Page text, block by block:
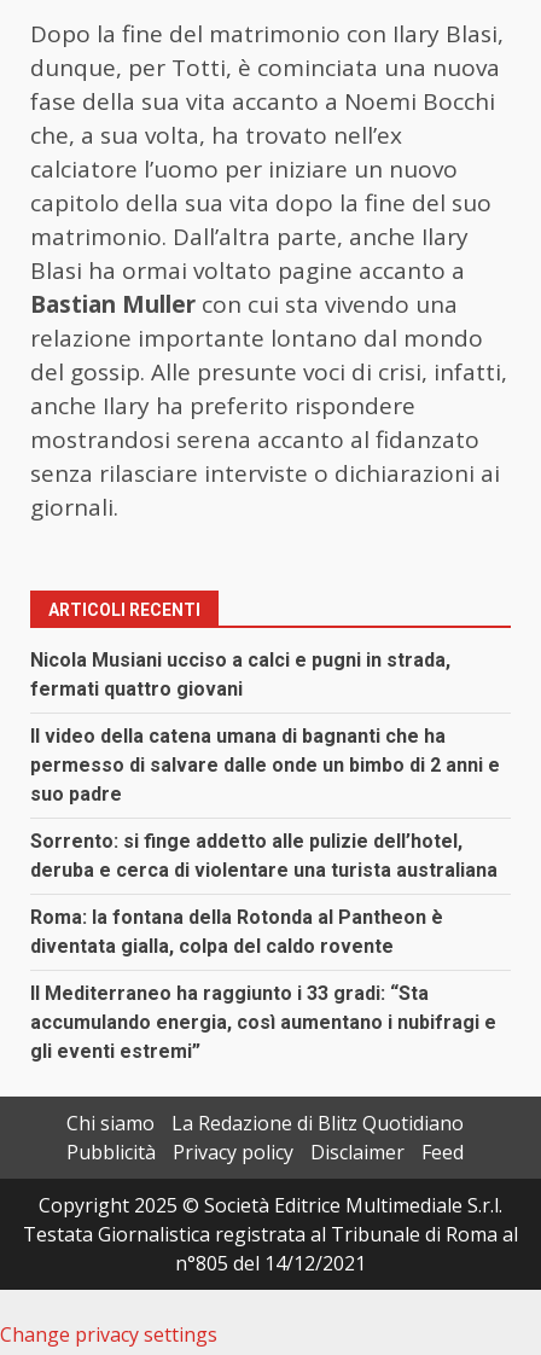
Dopo la fine del matrimonio con Ilary Blasi,
dunque, per Totti, è cominciata una nuova
fase della sua vita accanto a Noemi Bocchi
che, a sua volta, ha trovato nell’ex
calciatore l’uomo per iniziare un nuovo
capitolo della sua vita dopo la fine del suo
matrimonio. Dall’altra parte, anche Ilary
Blasi ha ormai voltato pagine accanto a
Bastian Muller con cui sta vivendo una
relazione importante lontano dal mondo
del gossip. Alle presunte voci di crisi, infatti,
anche Ilary ha preferito rispondere
mostrandosi serena accanto al fidanzato
senza rilasciare interviste o dichiarazioni ai
giornali.
ARTICOLI RECENTI
Nicola Musiani ucciso a calci e pugni in strada,
fermati quattro giovani
Il video della catena umana di bagnanti che ha
permesso di salvare dalle onde un bimbo di 2 anni e
suo padre
Sorrento: si finge addetto alle pulizie dell’hotel,
deruba e cerca di violentare una turista australiana
Roma: la fontana della Rotonda al Pantheon è
diventata gialla, colpa del caldo rovente
Il Mediterraneo ha raggiunto i 33 gradi: “Sta
accumulando energia, così aumentano i nubifragi e
gli eventi estremi”
Chi siamo
La Redazione di Blitz Quotidiano
Pubblicità
Privacy policy Disclaimer
Feed
Copyright 2025 © Società Editrice Multimediale S.r.l.
Testata Giornalistica registrata al Tribunale di Roma al
n°805 del 14/12/2021
Change privacy settings